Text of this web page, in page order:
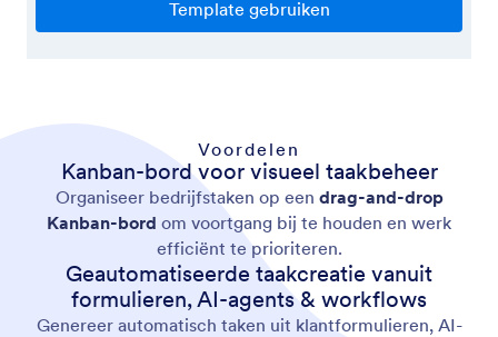
Voordelen
Kanban-bord voor visueel taakbeheer
Organiseer bedrijfstaken op een drag-and-drop
Kanban-bord om voortgang bij te houden en werk
efficiënt te prioriteren.
Geautomatiseerde taakcreatie vanuit
formulieren, AI-agents & workflows
Genereer automatisch taken uit klantformulieren, AI-